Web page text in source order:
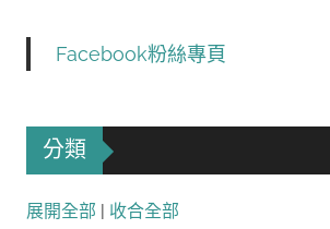
Facebook粉絲專頁
分類
展開全部 | 收合全部